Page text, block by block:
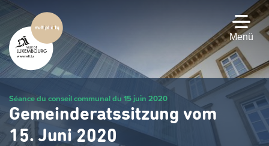
Zum
Hauptinhalt
gehen
Menü
Séance du conseil communal du 15 juin 2020
Gemeinderatssitzung vom
15. Juni 2020